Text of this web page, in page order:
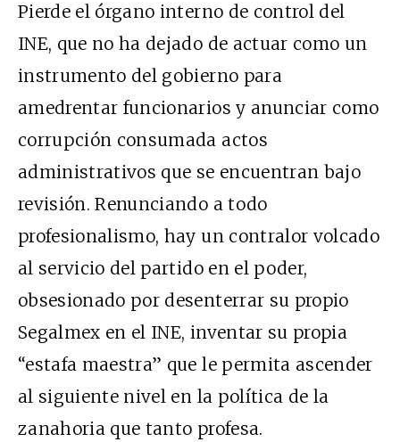
Pierde el órgano interno de control del
INE, que no ha dejado de actuar como un
instrumento del gobierno para
amedrentar funcionarios y anunciar como
corrupción consumada actos
administrativos que se encuentran bajo
revisión. Renunciando a todo
profesionalismo, hay un contralor volcado
al servicio del partido en el poder,
obsesionado por desenterrar su propio
Segalmex en el INE, inventar su propia
“estafa maestra” que le permita ascender
al siguiente nivel en la política de la
zanahoria que tanto profesa.